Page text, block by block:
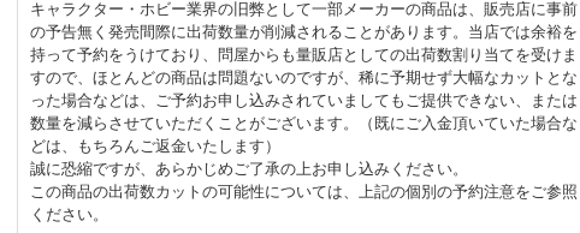
キャラクター・ホビー業界の旧弊として一部メーカーの商品は、販売店に事前
の予告無く発売間際に出荷数量が削減されることがあります。当店では余裕を
持って予約をうけており、問屋からも量販店としての出荷数割り当てを受けま
すので、ほとんどの商品は問題ないのですが、稀に予期せず大幅なカットとな
った場合などは、ご予約お申し込みされていましてもご提供できない、または
数量を減らさせていただくことがございます。（既にご入金頂いていた場合な
どは、もちろんご返金いたします）
誠に恐縮ですが、あらかじめご了承の上お申し込みください。
この商品の出荷数カットの可能性については、上記の個別の予約注意をご参照
ください。